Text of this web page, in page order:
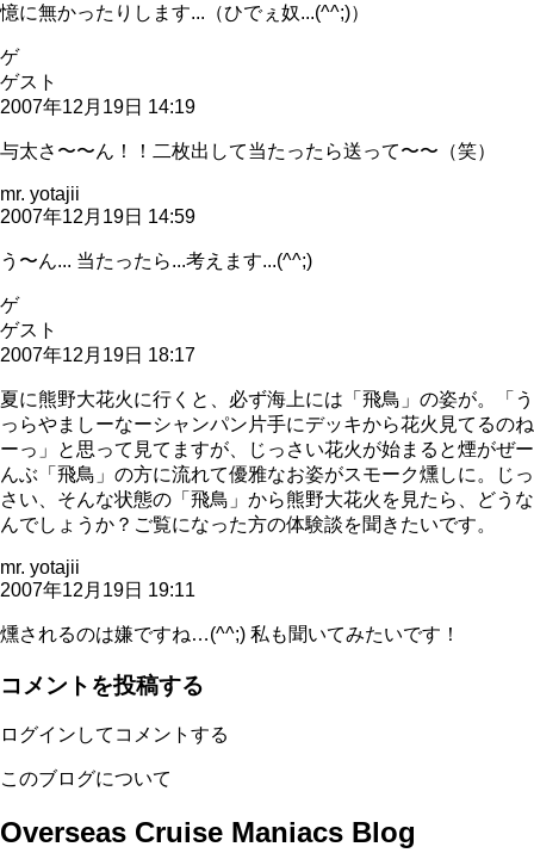
憶に無かったりします...（ひでぇ奴...(^^;)）
ゲ
ゲスト
2007年12月19日 14:19
与太さ〜〜ん！！二枚出して当たったら送って〜〜（笑）
mr. yotajii
2007年12月19日 14:59
う〜ん... 当たったら...考えます...(^^;)
ゲ
ゲスト
2007年12月19日 18:17
夏に熊野大花火に行くと、必ず海上には「飛鳥」の姿が。「う
っらやましーなーシャンパン片手にデッキから花火見てるのね
ーっ」と思って見てますが、じっさい花火が始まると煙がぜー
んぶ「飛鳥」の方に流れて優雅なお姿がスモーク燻しに。じっ
さい、そんな状態の「飛鳥」から熊野大花火を見たら、どうな
んでしょうか？ご覧になった方の体験談を聞きたいです。
mr. yotajii
2007年12月19日 19:11
燻されるのは嫌ですね…(^^;) 私も聞いてみたいです！
コメントを投稿する
ログインしてコメントする
このブログについて
Overseas Cruise Maniacs Blog